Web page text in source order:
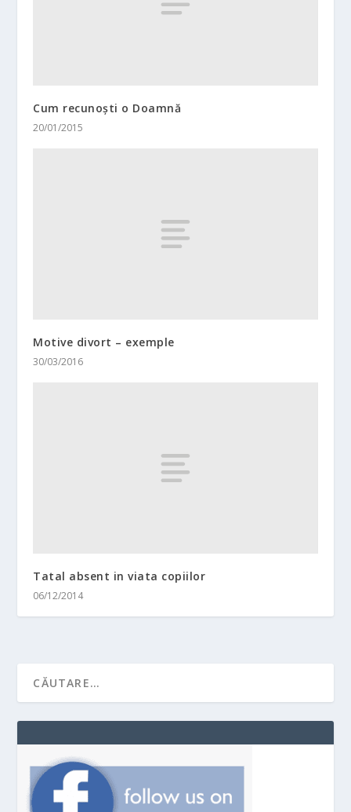
Cum recunoști o Doamnă
20/01/2015
Motive divort – exemple
30/03/2016
Tatal absent in viata copiilor
06/12/2014